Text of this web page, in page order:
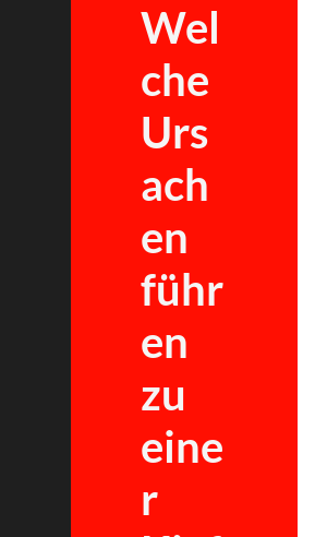
Wel
che
Urs
ach
en
führ
en
zu
eine
r